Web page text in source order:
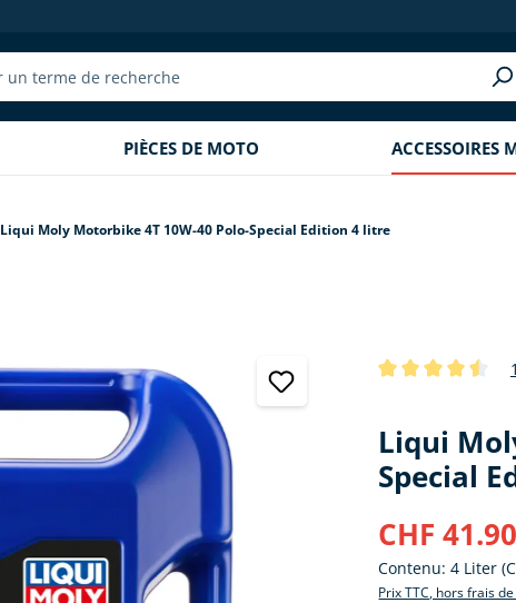
PIÈCES DE MOTO ACCESSOIRES
Liqui Moly Motorbike 4T 10W-40 Polo-Special Edition 4 litre
Liqui
Special
CHF 41.90
Contenu:4 Liter
Prix TTC, hors frais